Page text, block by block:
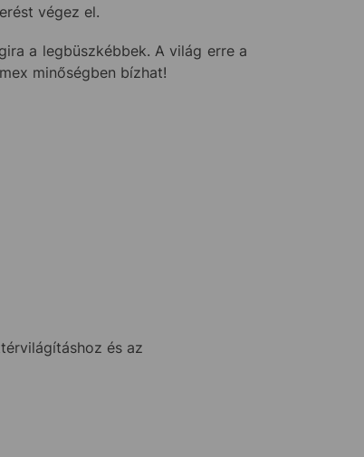
végez el.
a legbüszkébbek. A világ erre a
minőségben bízhat!
és az